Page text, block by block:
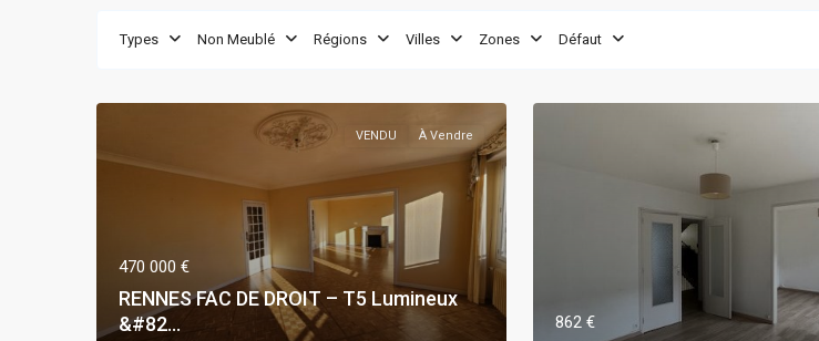
Types Non Meublé Régions Villes Zones Défaut
VENDU À Vendre
470 000 €
RENNES FAC DE DROIT – T5 Lumineux
&#82...
862 €